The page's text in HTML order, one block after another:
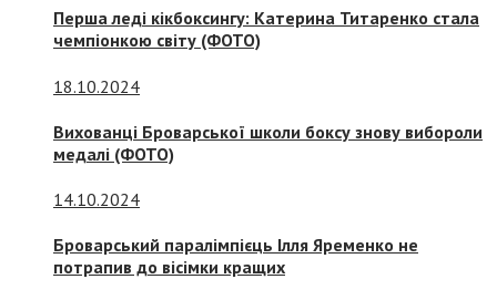
Перша леді кікбоксингу: Катерина Титаренко стала
чемпіонкою світу (ФОТО)
18.10.2024
Вихованці Броварської школи боксу знову вибороли
медалі (ФОТО)
14.10.2024
Броварський паралімпієць Ілля Яременко не
потрапив до вісімки кращих